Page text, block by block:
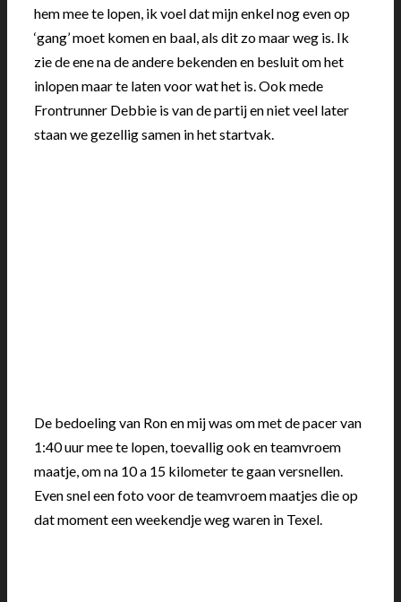
hem mee te lopen, ik voel dat mijn enkel nog even op
‘gang’ moet komen en baal, als dit zo maar weg is. Ik
zie de ene na de andere bekenden en besluit om het
inlopen maar te laten voor wat het is. Ook mede
Frontrunner Debbie is van de partij en niet veel later
staan we gezellig samen in het startvak.
De bedoeling van Ron en mij was om met de pacer van
1:40 uur mee te lopen, toevallig ook en teamvroem
maatje, om na 10 a 15 kilometer te gaan versnellen.
Even snel een foto voor de teamvroem maatjes die op
dat moment een weekendje weg waren in Texel.